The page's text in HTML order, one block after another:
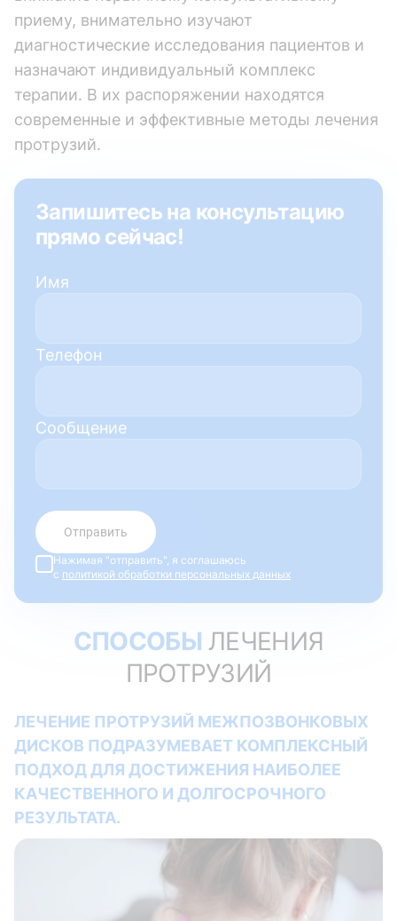
приему, внимательно изучают
диагностические исследования пациентов и
назначают индивидуальный комплекс
терапии. В их распоряжении находятся
современные и эффективные методы лечения
протрузий.
Запишитесь на консультацию
прямо сейчас!
Имя
Телефон
Сообщение
Отправить
Нажимая "отправить", я соглашаюсь
с политикой обработки персональных данных
CПОСОБЫ ЛЕЧЕНИЯ
ПРОТРУЗИЙ
ЛЕЧЕНИЕ ПРОТРУЗИЙ МЕЖПОЗВОНКОВЫХ
ДИСКОВ ПОДРАЗУМЕВАЕТ КОМПЛЕКСНЫЙ
ПОДХОД ДЛЯ ДОСТИЖЕНИЯ НАИБОЛЕЕ
КАЧЕСТВЕННОГО И ДОЛГОСРОЧНОГО
РЕЗУЛЬТАТА.